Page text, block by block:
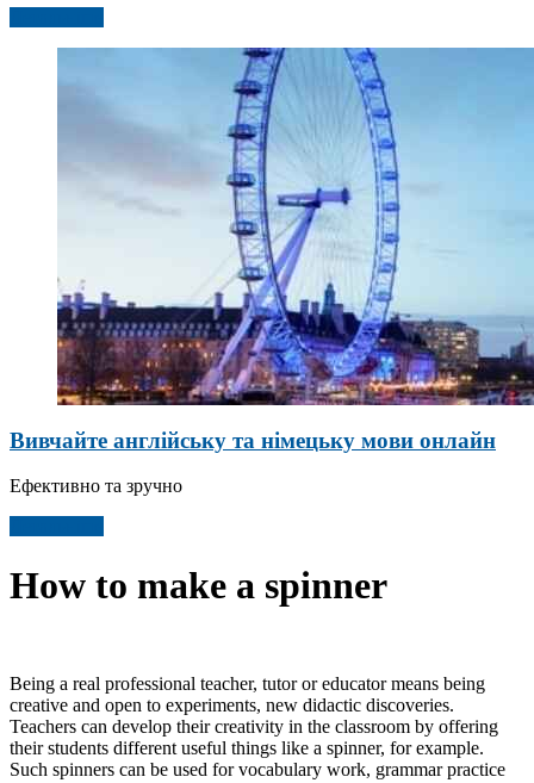
Вивчайте англійську та німецьку мови онлайн
Ефективно та зручно
How to make a spinner
Being a real professional teacher, tutor or educator means being
creative and open to experiments, new didactic discoveries.
Teachers can develop their creativity in the classroom by offering
their students different useful things like a spinner, for example.
Such spinners can be used for vocabulary work, grammar practice